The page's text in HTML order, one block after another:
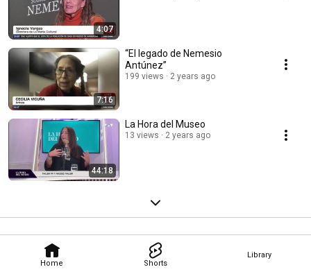
Home Shorts
Library
4:07
7:16
“El legado de Nemesio
Antúnez”
199 views 2 years ago
44:18
La Hora del Museo
13 views 2 years ago